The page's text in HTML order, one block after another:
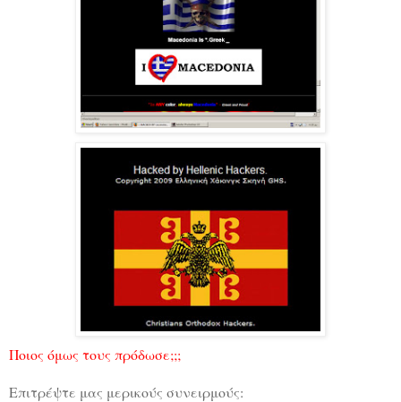
Ποιος όμως τους πρόδωσε;;;
Επιτρέψτε μας μερικούς συνειρμούς: